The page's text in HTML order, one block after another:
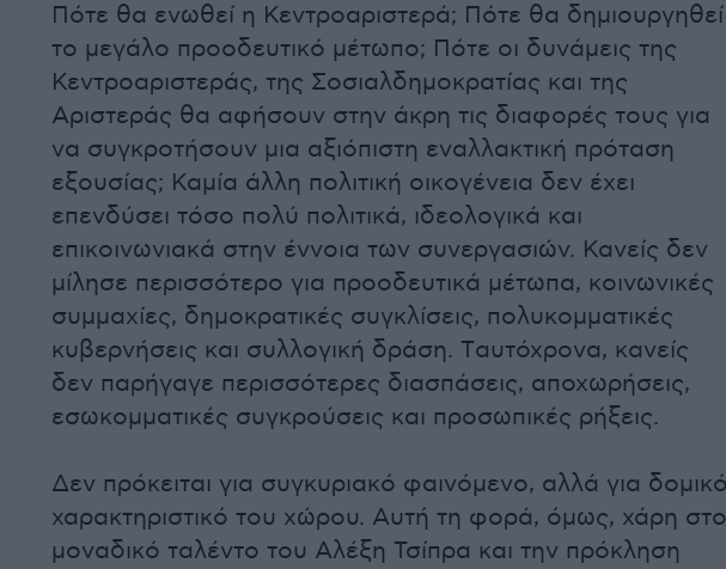
Πότε θα ενωθεί η Κεντροαριστερά; Πότε θα δημιουργηθεί
το μεγάλο προοδευτικό μέτωπο; Πότε οι δυνάμεις της
Κεντροαριστεράς, της Σοσιαλδημοκρατίας και της
Αριστεράς θα αφήσουν στην άκρη τις διαφορές τους για
να συγκροτήσουν μια αξιόπιστη εναλλακτική πρόταση
εξουσίας; Καμία άλλη πολιτική οικογένεια δεν έχει
επενδύσει τόσο πολύ πολιτικά, ιδεολογικά και
επικοινωνιακά στην έννοια των συνεργασιών. Κανείς δεν
μίλησε περισσότερο για προοδευτικά μέτωπα, κοινωνικές
συμμαχίες, δημοκρατικές συγκλίσεις, πολυκομματικές
κυβερνήσεις και συλλογική δράση. Tαυτόχρονα, κανείς
δεν παρήγαγε περισσότερες διασπάσεις, αποχωρήσεις,
εσωκομματικές συγκρούσεις και προσωπικές ρήξεις.
Δεν πρόκειται για συγκυριακό φαινόμενο, αλλά για
χαρακτηριστικό του χώρου. Αυτή τη φορά, όμως, χάρη στο
μοναδικό ταλέντο του Αλέξη Τσίπρα και την πρόκληση